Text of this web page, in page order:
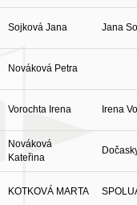
Sojková Jana Jana
Nováková Petra
Vorochta Irena Irena
Nováková
Kateřina
KOTKOVÁ MARTA